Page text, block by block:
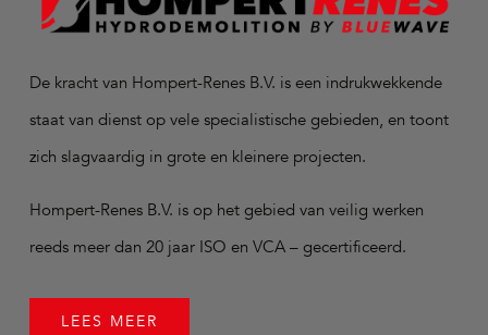
De kracht van Hompert-Renes B.V. is een indrukwekkende
staat van dienst op vele specialistische gebieden, en toont
zich slagvaardig in grote en kleinere projecten.
Hompert-Renes B.V. is op het gebied van veilig werken
reeds meer dan 20 jaar ISO en VCA – gecertificeerd.
LEES MEER